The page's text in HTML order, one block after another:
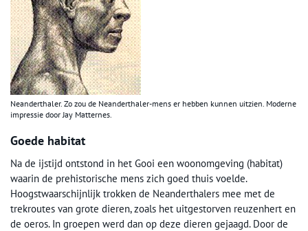
Neanderthaler. Zo zou de Neanderthaler-mens er hebben kunnen uitzien. Moderne
impressie door Jay Matternes.
Goede habitat
Na de ijstijd ontstond in het Gooi een woonomgeving (habitat)
waarin de prehistorische mens zich goed thuis voelde.
Hoogstwaarschijnlijk trokken de Neanderthalers mee met de
trekroutes van grote dieren, zoals het uitgestorven reuzenhert en
de oeros. In groepen werd dan op deze dieren gejaagd. Door de